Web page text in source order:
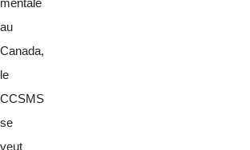
mentale
au
Canada,
le
CCSMS
se
veut